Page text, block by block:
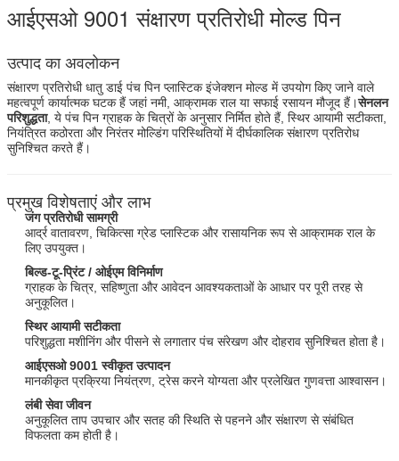
आईएसओ 9001 संक्षारण प्रतिरोधी मोल्ड पिन
उत्पाद का अवलोकन
संक्षारण प्रतिरोधी धातु डाई पंच पिन प्लास्टिक इंजेक्शन मोल्ड में उपयोग किए जाने वाले
महत्वपूर्ण कार्यात्मक घटक हैं जहां नमी, आक्रामक राल या सफाई रसायन मौजूद हैं।सेनलन
परिशुद्धता, ये पंच पिन ग्राहक के चित्रों के अनुसार निर्मित होते हैं, स्थिर आयामी सटीकता,
नियंत्रित कठोरता और निरंतर मोल्डिंग परिस्थितियों में दीर्घकालिक संक्षारण प्रतिरोध
सुनिश्चित करते हैं।
प्रमुख विशेषताएं और लाभ
जंग प्रतिरोधी सामग्री
आर्द्र वातावरण, चिकित्सा ग्रेड प्लास्टिक और रासायनिक रूप से आक्रामक राल के
लिए उपयुक्त।
बिल्ड-टू-प्रिंट / ओईएम विनिर्माण
ग्राहक के चित्र, सहिष्णुता और आवेदन आवश्यकताओं के आधार पर पूरी तरह से
अनुकूलित।
स्थिर आयामी सटीकता
परिशुद्धता मशीनिंग और पीसने से लगातार पंच संरेखण और दोहराव सुनिश्चित होता है।
आईएसओ 9001 स्वीकृत उत्पादन
मानकीकृत प्रक्रिया नियंत्रण, ट्रेस करने योग्यता और प्रलेखित गुणवत्ता आश्वासन।
लंबी सेवा जीवन
अनुकूलित ताप उपचार और सतह की स्थिति से पहनने और संक्षारण से संबंधित
विफलता कम होती है।